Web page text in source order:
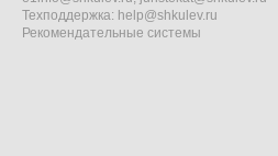
Техподдержка: help@shkulev.ru
Рекомендательные системы